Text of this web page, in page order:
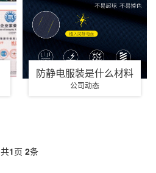
防静电服装是什么材料
公司动态
共1页 2条